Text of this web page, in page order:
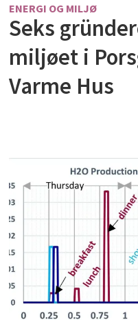
ENERGI OG MILJØ
Seks
miljøet i
Varme Hus